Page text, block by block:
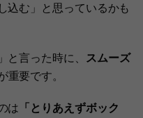
込む」と思っているかも
と言った時に、 スムーズ
重要です。
は 「とりあえずボック